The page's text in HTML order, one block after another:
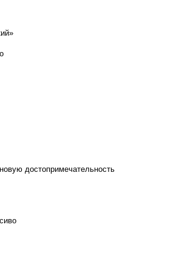
достопримечательность